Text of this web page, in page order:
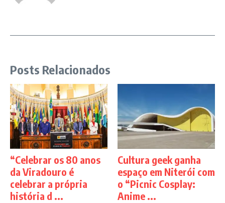
Posts Relacionados
“Celebrar os 80 anos
da Viradouro é
celebrar a própria
história d ...
Cultura geek ganha
espaço em Niterói com
o “Picnic Cosplay:
Anime ...